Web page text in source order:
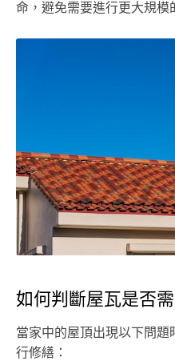
命，避免需要進行更大規模
如何判斷屋瓦是否
當家中的屋頂出現以下問
行修繕：